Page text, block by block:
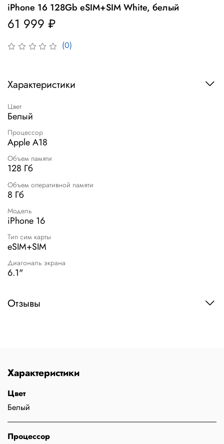
(0)
iPhone 16 128Gb eSIM+SIM White, белый
61 999 ₽
Характеристики
Цвет
Белый
Процессор
Apple A18
Объем памяти
128 Гб
Объем оперативной памяти
8 Гб
Модель
iPhone 16
Тип сим карты
eSIM+SIM
Диагональ экрана
6.1"
Отзывы
Характеристики
Цвет
Белый
Процессор